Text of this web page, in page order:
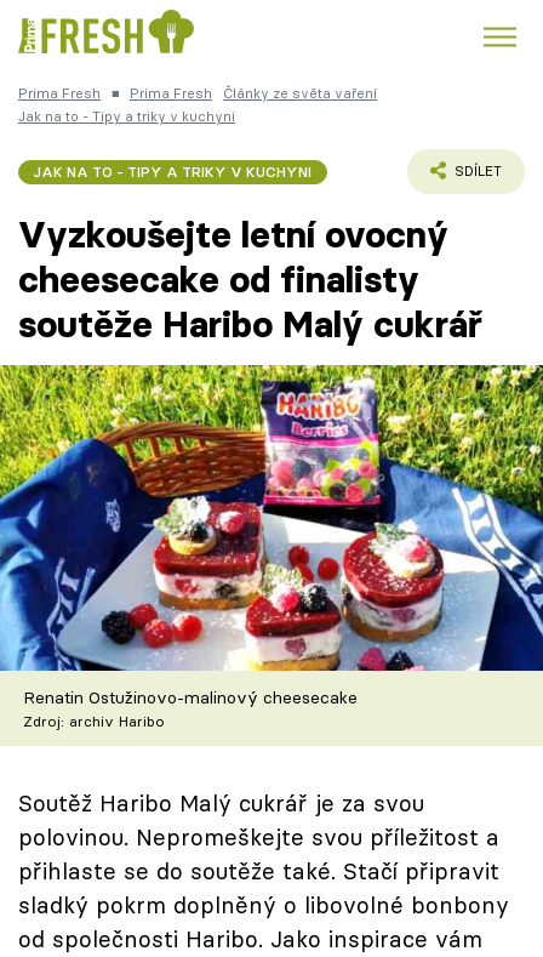
Trendy: Kuře Polévky k večeři
Česká kuchyně Čokoláda
Témata
Recepty
Články
TV Program
Škola vaření
Recepty z TV
Speciál: Cuketa
Těhotnej kuchař
Sledujte prima+
Přihlášení
Prima Fresh ■ Prima Fresh
Články ze světa vaření
Jak na to - Tipy a triky v kuchyni
JAK NA TO - TIPY A TRIKY V KUCHYNI SDÍLET
Vyzkoušejte letní ovocný
cheesecake od finalisty
soutěže Haribo Malý cukrář
Renatin Ostužinovo-malinový cheesecake
Zdroj: archiv Haribo
Soutěž Haribo Malý cukrář je za svou
polovinou. Nepromeškejte svou příležitost a
přihlaste se do soutěže také. Stačí připravit
sladký pokrm doplněný o libovolné bonbony
od společnosti Haribo. Jako inspirace vám